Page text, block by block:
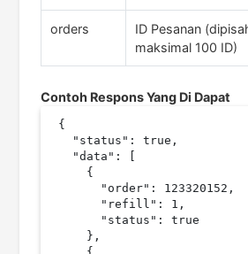
orders
ID Pesanan
maksimal 100 ID)
Contoh Respons Yang Di Dapat
{
  "status": true,
  "data": [
    {
      "order": 123320152,
      "refill": 1,
      "status": true
    },